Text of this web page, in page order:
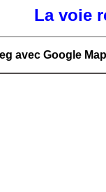
La voie
avec Google